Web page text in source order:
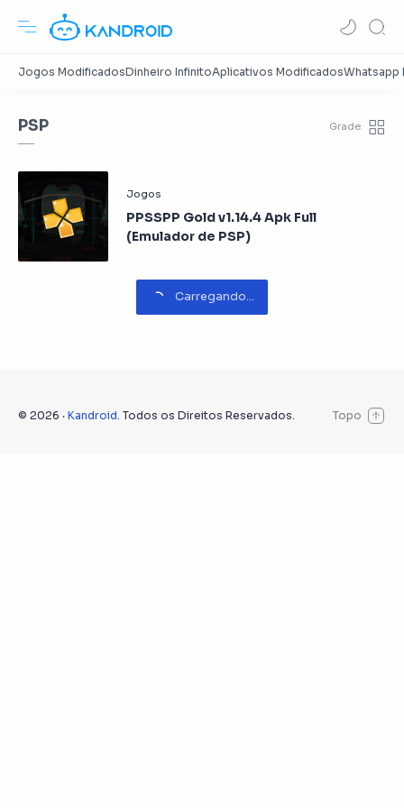
PSP
PPSSPP Gold v1.14.4 Apk Full
(Emulador de PSP)
© 2026 ‧ Kandroid. Todos os Direitos Reservados.